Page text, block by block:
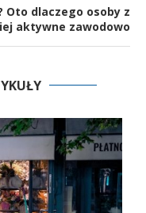
Oto dlaczego osoby z
aktywne zawodowo